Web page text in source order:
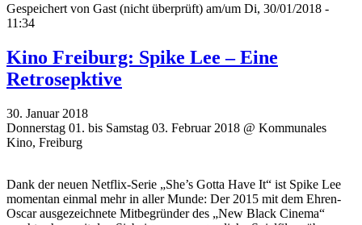
Gespeichert von Gast (nicht überprüft) am/um Di, 30/01/2018 -
11:34
Kino Freiburg: Spike Lee – Eine
Retrosepktive
30. Januar 2018
Donnerstag 01. bis Samstag 03. Februar 2018 @ Kommunales
Kino, Freiburg
Dank der neuen Netflix-Serie „She’s Gotta Have It“ ist Spike Lee
momentan einmal mehr in aller Munde: Der 2015 mit dem Ehren-
Oscar ausgezeichnete Mitbegründer des „New Black Cinema“